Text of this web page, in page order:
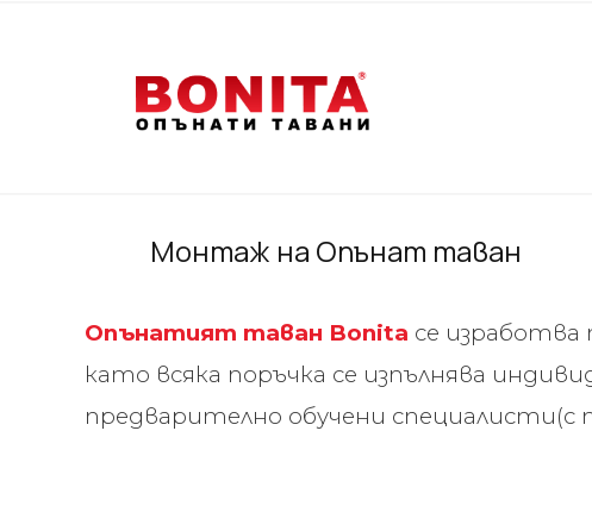
Монтаж на Опънат таван
Опънатият таван Bonita се
като всяка поръчка се изпълнява
предварително обучени